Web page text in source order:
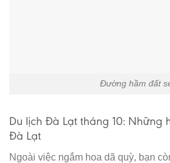
Đường hầm đất
Du lịch Đà Lạt tháng 10: Những
Đà Lạt
Ngoài việc ngắm hoa dã quỳ, bạn